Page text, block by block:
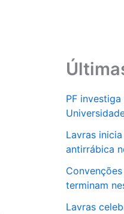
PF
Lavras
antirrábica
terminam
Lavras